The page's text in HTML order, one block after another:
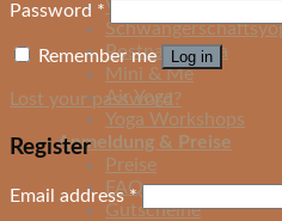
Vinyasa Yoga
Postnatal Yoga
Mini & Me
Air Yoga
Yoga Workshops
Anmeldung & Preise
Preise
FAQ
Gutscheine
Password *
Remember me Log in
Lost your password?
Register
Email address*